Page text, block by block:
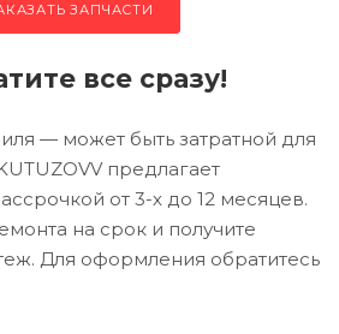
ЗАПЧАСТИ
все сразу!
— может быть затратной для
предлагает
от 3-х до 12 месяцев.
на срок и получите
Для оформления обратитесь